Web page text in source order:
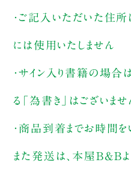
・ご記入いただいた住
には使用いたしません
・サイン入り書籍の場
る「為書き」はございませ
・商品到着までお時間を
また発送は、本屋B&Bよ